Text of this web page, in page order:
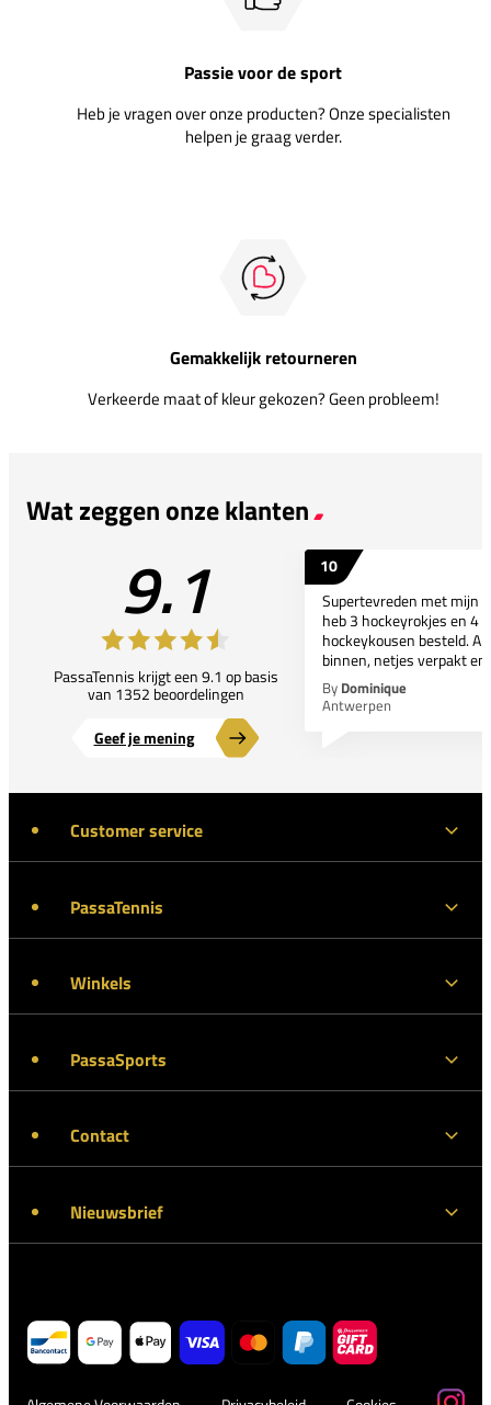
Passie voor de sport
Heb je vragen over onze producten? Onze specialisten
helpen je graag verder.
Gemakkelijk retourneren
Verkeerde maat of kleur gekozen? Geen probleem!
Wat zeggen onze klanten
9.1
PassaTennis krijgt een 9.1 op basis
van 1352 beoordelingen
Geef je mening
10
Supertevreden met mijn
heb 3 hockeyrokjes en 4
hockeykousen besteld.
binnen, netjes verpakt
By Dominique
Antwerpen
Customer service
PassaTennis
Winkels
PassaSports
Contact
Nieuwsbrief